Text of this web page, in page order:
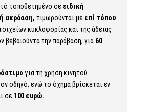
τοποθετημένο σε ειδική
ακρόαση, τιμωρούνται μεεπί τόπου
κυκλοφορίας και της άδειας
βεβαιούντα την παράβαση, για60
για τη χρήση κινητού
οδηγό, ενώ το όχημα βρίσκεται εν
σε 100 ευρώ.